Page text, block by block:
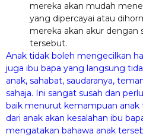
mereka akan mudah
yang dipercayai atau
mereka akan akur dengan
tersebut.
Anak tidak boleh mengecilkan
juga ibu bapa yang langsung
anak, sahabat, saudaranya,
sahaja. Ini sangat susah dan
baik menurut kemampuan anak
dari anak akan kesalahan ibu
mengatakan bahawa anak